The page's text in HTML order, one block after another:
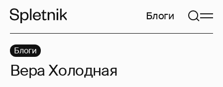
Блоги
Блоги
Вера Холодная